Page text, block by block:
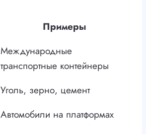
Примеры
Международные
транспортные контейнеры
Уголь, зерно, цемент
Автомобили на платформах